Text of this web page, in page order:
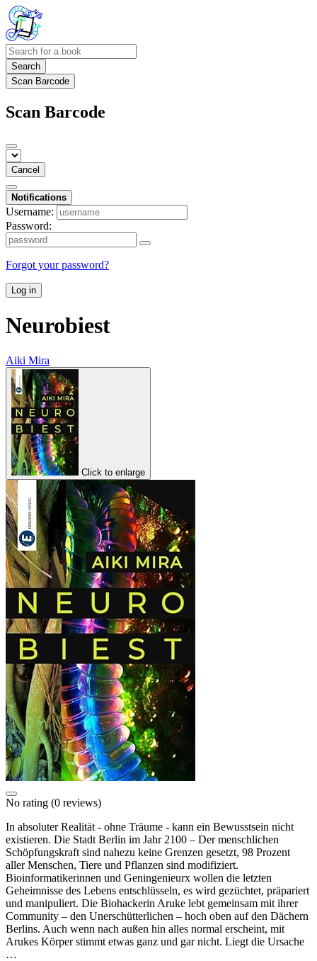
Search
Scan Barcode
Scan Barcode
Cancel
Notifications
Username:
Password:
Forgot your password?
Log in
Neurobiest
Aiki Mira
Click to enlarge
No rating (0 reviews)
In absoluter Realität - ohne Träume - kann ein Bewusstsein nicht
existieren. Die Stadt Berlin im Jahr 2100 – Der menschlichen
Schöpfungskraft sind nahezu keine Grenzen gesetzt, 98 Prozent
aller Menschen, Tiere und Pflanzen sind modifiziert.
Bioinformatikerinnen und Geningenieurx wollen die letzten
Geheimnisse des Lebens entschlüsseln, es wird gezüchtet, präpariert
und manipuliert. Die Biohackerin Aruke lebt gemeinsam mit ihrer
Community – den Unerschütterlichen – hoch oben auf den Dächern
Berlins. Auch wenn nach außen hin alles normal erscheint, mit
Arukes Körper stimmt etwas ganz und gar nicht. Liegt die Ursache
…